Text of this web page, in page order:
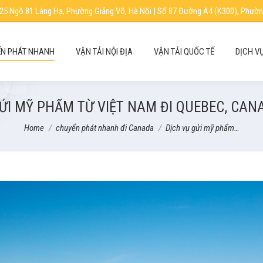
Ngõ 81 Láng Hạ, Phường Giảng Võ, Hà Nội | Số 87 Đường A4 (K300),
PHÁT NHANH VẬN TẢI NỘI ĐỊA VẬN TẢI QUỐC TẾ DỊCH
MỸ PHẨM TỪ VIỆT NAM ĐI QUEBEC,
You are here:
Home chuyển phát nhanh đi Canada Dịch vụ gửi mỹ phẩm…